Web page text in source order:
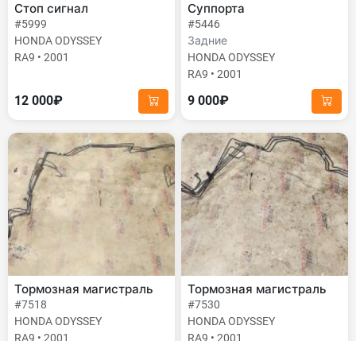
Стоп сигнал
#5999
HONDA ODYSSEY
RA9 • 2001
12 000₽
Суппорта
#5446
Задние
HONDA ODYSSEY
RA9 • 2001
9 000₽
Тормозная магистраль
#7518
HONDA ODYSSEY
RA9 • 2001
Тормозная магистраль
#7530
HONDA ODYSSEY
RA9 • 2001